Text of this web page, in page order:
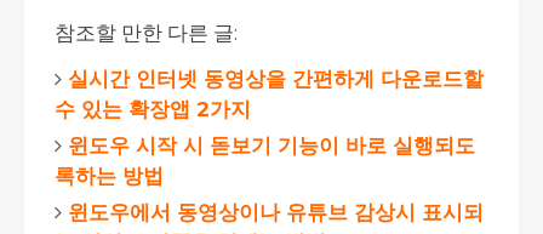
참조할 만한 다른 글:
실시간 인터넷 동영상을 간편하게 다운로드할
수 있는 확장앱 2가지
윈도우 시작 시 돋보기 기능이 바로 실행되도
록하는 방법
윈도우에서 동영상이나 유튜브 감상시 표시되